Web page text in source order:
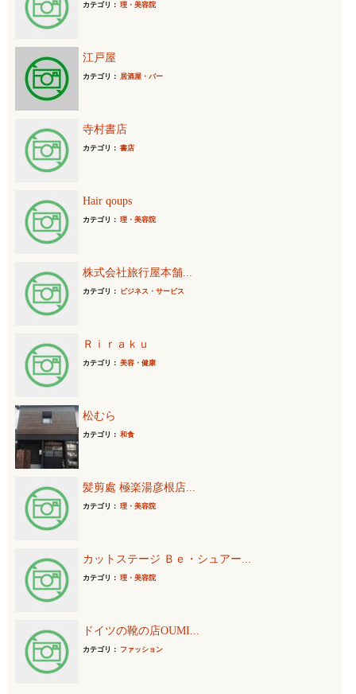
カテゴリ： 理・美容院
江戸屋
カテゴリ： 居酒屋・バー
寺村書店
カテゴリ： 書店
Hair qoups
カテゴリ： 理・美容院
株式会社旅行屋本舗...
カテゴリ： ビジネス・サービス
Ｒｉｒａｋｕ
カテゴリ： 美容・健康
松むら
カテゴリ： 和食
髪剪處 極楽湯彦根店...
カテゴリ： 理・美容院
カットステージ Ｂｅ・シュアー...
カテゴリ： 理・美容院
ドイツの靴の店OUMI...
カテゴリ： ファッション